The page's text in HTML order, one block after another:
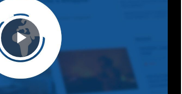
Play Video